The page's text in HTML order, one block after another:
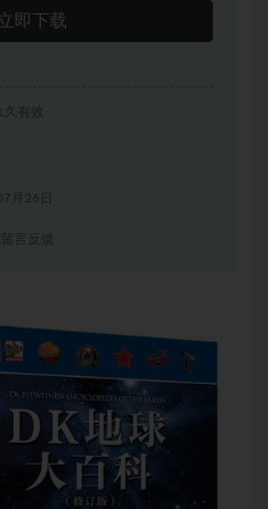
即下载
久有效
月26日
言反馈